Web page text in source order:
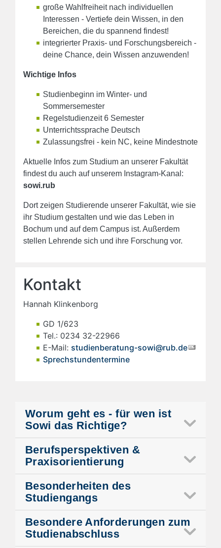
große Wahlfreiheit nach individuellen
Interessen - Vertiefe dein Wissen, in den
Bereichen, die du spannend findest!
integrierter Praxis- und Forschungsbereich -
deine Chance, dein Wissen anzuwenden!
Wichtige Infos
Studienbeginn im Winter- und
Sommersemester
Regelstudienzeit 6 Semester
Unterrichtssprache Deutsch
Zulassungsfrei - kein NC, keine Mindestnote
Aktuelle Infos zum Studium an unserer Fakultät
findest du auch auf unserem Instagram-Kanal:
sowi.rub
Dort zeigen Studierende unserer Fakultät, wie sie
ihr Studium gestalten und wie das Leben in
Bochum und auf dem Campus ist. Außerdem
stellen Lehrende sich und ihre Forschung vor.
Kontakt
Hannah Klinkenborg
GD 1/623
Tel.: 0234 32-22966
E-Mail: studienberatung-sowi@rub.de
Sprechstundentermine
Worum geht es - für wen ist
Sowi das Richtige?
Berufsperspektiven &
Praxisorientierung
Besonderheiten des
Studiengangs
Besondere Anforderungen zum
Studienabschluss